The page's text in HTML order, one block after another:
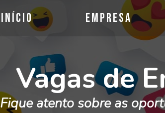
Início Empresa
Vagas de
Fique atento sobre as